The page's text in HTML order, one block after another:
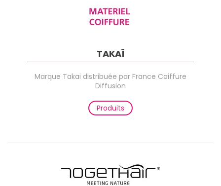
TAKAÏ
Marque Takai distribuée par France Coiffure
Diffusion
Produits